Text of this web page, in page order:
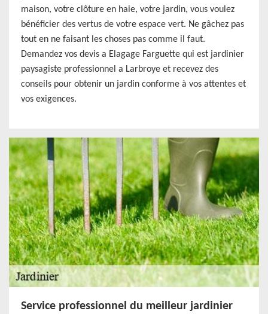
maison, votre clôture en haie, votre jardin, vous voulez
bénéficier des vertus de votre espace vert. Ne gâchez pas
tout en ne faisant les choses pas comme il faut.
Demandez vos devis a Elagage Farguette qui est jardinier
paysagiste professionnel a Larbroye et recevez des
conseils pour obtenir un jardin conforme à vos attentes et
vos exigences.
Service professionnel du meilleur jardinier